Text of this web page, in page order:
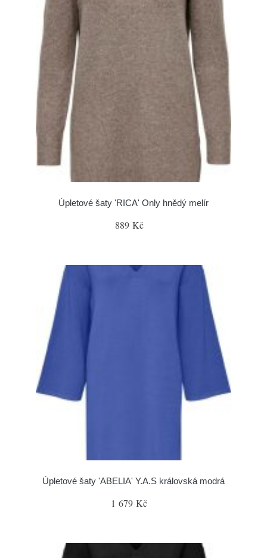
Úpletové šaty 'RICA' Only hnědý melír
889 Kč
Úpletové šaty 'ABELIA' Y.A.S královská modrá
1 679 Kč